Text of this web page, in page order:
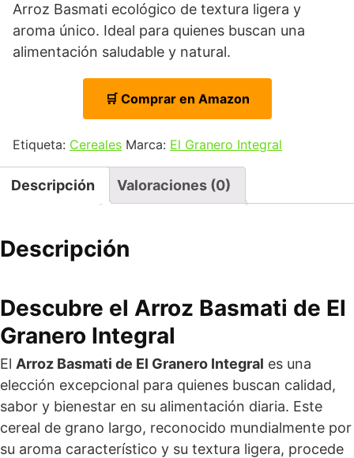
Arroz Basmati ecológico de textura ligera y
aroma único. Ideal para quienes buscan una
alimentación saludable y natural.
🛒 Comprar en Amazon
Etiqueta: Cereales Marca: El Granero Integral
Descripción Valoraciones (0)
Descripción
Descubre el Arroz Basmati de El
Granero Integral
El Arroz Basmati de El Granero Integral es una
elección excepcional para quienes buscan calidad,
sabor y bienestar en su alimentación diaria. Este
cereal de grano largo, reconocido mundialmente por
su aroma característico y su textura ligera, procede